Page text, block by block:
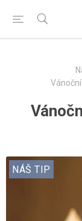
NÁŠ TIP